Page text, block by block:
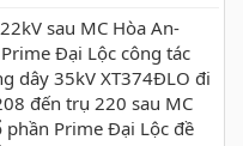
sau MC Hòa An-
Đại Lộc công tác
dây 35kV XT374ĐLO đi
đến trụ 220 sau MC
phần Prime Đại Lộc đề